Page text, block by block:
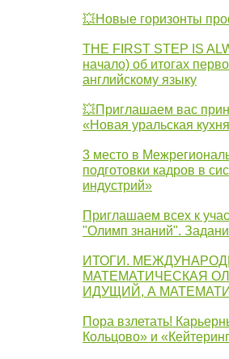
💥Новые горизонты
THE FIRST STEP IS
начало) об итогах
английскому языку
💥Приглашаем вас
«Новая уральская
3 место в
подготовки кадров в
индустрий»
Приглашаем всех к
"Олимп знаний".
ИТОГИ.
МАТЕМАТИЧЕСКАЯ
ИДУЩИЙ, А
Пора взлетать!
Кольцово» и